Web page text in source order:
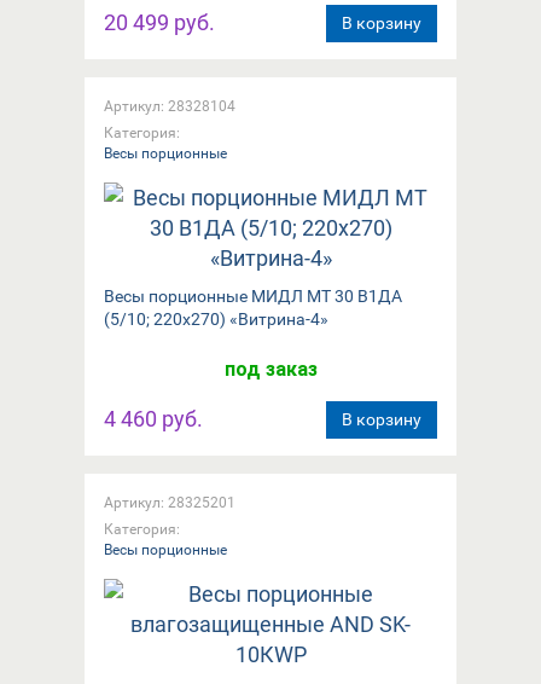
20 499 руб. В корзину
Артикул: 28328104
Категория:
Весы порционные
Весы порционные МИДЛ МТ 30 В1ДА
(5/10; 220x270) «Витрина-4»
под заказ
4 460 руб. В корзину
Артикул: 28325201
Категория:
Весы порционные